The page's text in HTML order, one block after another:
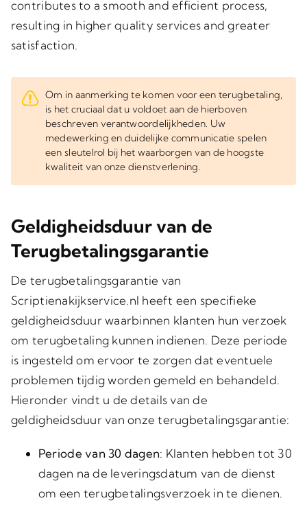
contributes to a smooth and efficient process,
resulting in higher quality services and greater
satisfaction.
Om in aanmerking te komen voor een terugbetaling,
is het cruciaal dat u voldoet aan de hierboven
beschreven verantwoordelijkheden. Uw
medewerking en duidelijke communicatie spelen
een sleutelrol bij het waarborgen van de hoogste
kwaliteit van onze dienstverlening.
Geldigheidsduur van de
Terugbetalingsgarantie
De terugbetalingsgarantie van
Scriptienakijkservice.nl heeft een specifieke
geldigheidsduur waarbinnen klanten hun verzoek
om terugbetaling kunnen indienen. Deze periode
is ingesteld om ervoor te zorgen dat eventuele
problemen tijdig worden gemeld en behandeld.
Hieronder vindt u de details van de
geldigheidsduur van onze terugbetalingsgarantie:
Periode van 30 dagen: Klanten hebben tot 30
dagen na de leveringsdatum van de dienst
om een terugbetalingsverzoek in te dienen.